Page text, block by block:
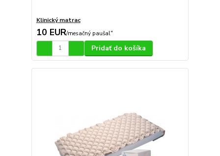
Klinický matrac
10 EUR/mesačný paušal"
Pridať do košíka